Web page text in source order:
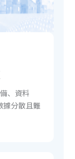
、資料
據分散且難